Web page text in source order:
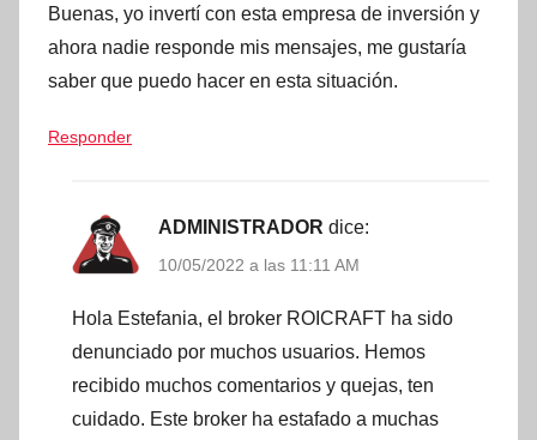
Buenas, yo invertí con esta empresa de inversión y
ahora nadie responde mis mensajes, me gustaría
saber que puedo hacer en esta situación.
Responder
ADMINISTRADOR dice:
10/05/2022 a las 11:11 AM
Hola Estefania, el broker ROICRAFT ha sido
denunciado por muchos usuarios. Hemos
recibido muchos comentarios y quejas, ten
cuidado. Este broker ha estafado a muchas